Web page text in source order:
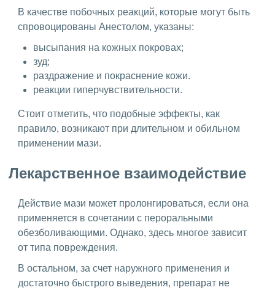
В качестве побочных реакций, которые могут быть
спровоцированы Анестолом, указаны:
высыпания на кожных покровах;
зуд;
раздражение и покраснение кожи.
реакции гиперчувствительности.
Стоит отметить, что подобные эффекты, как
правило, возникают при длительном и обильном
применении мази.
Лекарственное взаимодействие
Действие мази может пролонгироваться, если она
применяется в сочетании с пероральными
обезболивающими. Однако, здесь многое зависит
от типа повреждения.
В остальном, за счет наружного применения и
достаточно быстрого выведения, препарат не